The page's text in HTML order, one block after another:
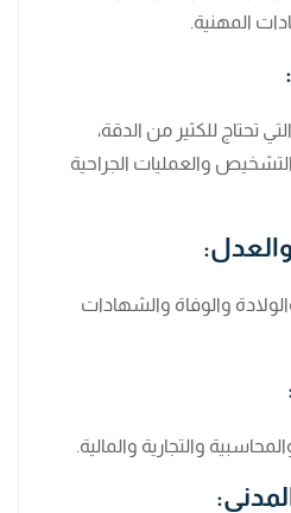
المهنية.
تحتاج للكثير من الدقة،
والعمليات الجراحية
والوفاة والشهادات
والتجارية والمالية.